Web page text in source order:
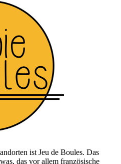
ist Jeu de Boules. Das
das vor allem französische